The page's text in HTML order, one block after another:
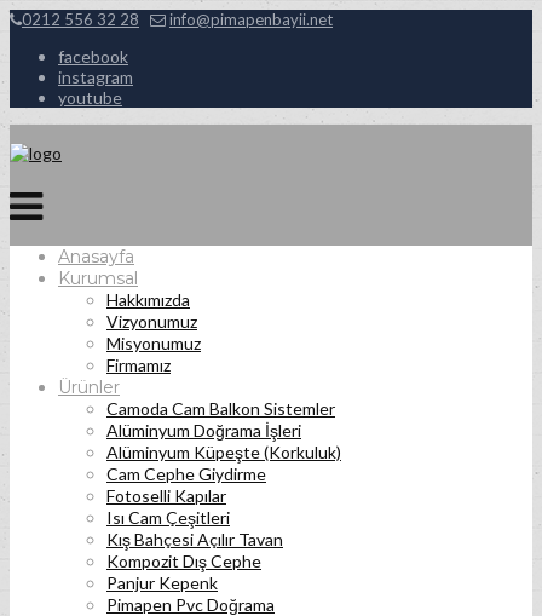
0212 556 32 28 info@pimapenbayii.net
facebook
instagram
youtube
Anasayfa
Kurumsal
Hakkımızda
Vizyonumuz
Misyonumuz
Firmamız
Ürünler
Camoda Cam Balkon Sistemler
Alüminyum Doğrama İşleri
Alüminyum Küpeşte (Korkuluk)
Cam Cephe Giydirme
Fotoselli Kapılar
Isı Cam Çeşitleri
Kış Bahçesi Açılır Tavan
Kompozit Dış Cephe
Panjur Kepenk
Pimapen Pvc Doğrama